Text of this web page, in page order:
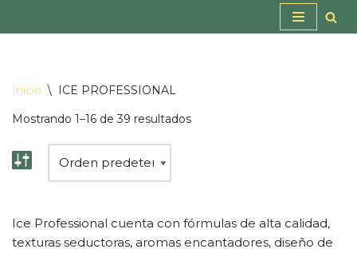
contenido
Inicio \ ICE PROFESSIONAL
Mostrando 1–16 de 39 resultados
Ice Professional cuenta con fórmulas de alta calidad,
texturas seductoras, aromas encantadores, diseño de